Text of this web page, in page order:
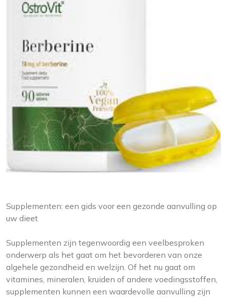
Supplementen: een gids voor een gezonde aanvulling op
uw dieet
Supplementen zijn tegenwoordig een veelbesproken
onderwerp als het gaat om het bevorderen van onze
algehele gezondheid en welzijn. Of het nu gaat om
vitamines, mineralen, kruiden of andere voedingsstoffen,
supplementen kunnen een waardevolle aanvulling zijn